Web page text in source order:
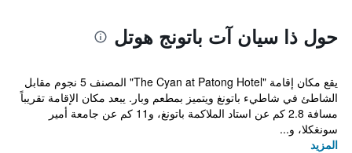
حول ذا سيان آت باتونج هوتل
يقع مكان إقامة "The Cyan at Patong Hotel" المصنف 5 نجوم مقابل
الشاطئ في شاطيء باتونغ ويتميز بمطعم وبار. يبعد مكان الإقامة تقريباً
مسافة 2.8 كم عن استاد الملاكمة باتونغ، و11 كم عن جامعة أمير
سونغكلا، و...
المزيد